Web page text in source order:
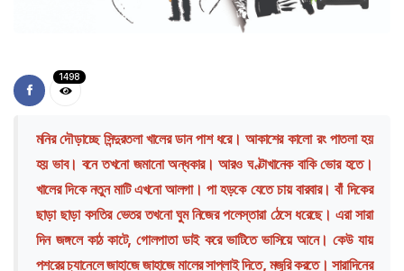
1498
মনির দৌড়াচ্ছে সিন্দুরতলা খালের ডান পাশ ধরে। আকাশের কালো রং পাতলা হয়
হয় ভাব। বনে তখনো জমানো অন্ধকার। আরও ঘণ্টাখানেক বাকি ভোর হতে।
খালের দিকে নতুন মাটি এখনো আলগা। পা হড়কে যেতে চায় বারবার। বাঁ দিকের
ছাড়া ছাড়া বসতির ভেতর তখনো ঘুম নিজের পলেস্তারা ঠেসে ধরেছে। এরা সারা
দিন জঙ্গলে কাঠ কাটে, গোলপাতা ডাই করে ভাটিতে ভাসিয়ে আনে। কেউ যায়
পশরের চ্যানেলে জাহাজে জাহাজে মালের সাপ্লাই দিতে, মজুরি করতে। সারাদিনের